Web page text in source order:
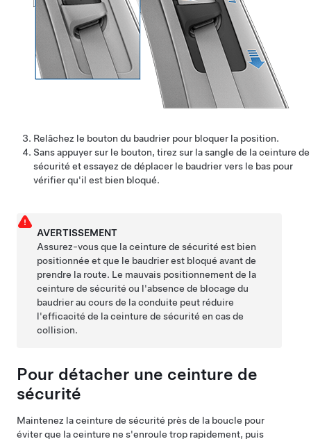
Relâchez le bouton du baudrier pour bloquer la position.
Sans appuyer sur le bouton, tirez sur la sangle de la ceinture de
sécurité et essayez de déplacer le baudrier vers le bas pour
vérifier qu'il est bien bloqué.
AVERTISSEMENT
Assurez-vous que la ceinture de sécurité est bien
positionnée et que le baudrier est bloqué avant de
prendre la route. Le mauvais positionnement de la
ceinture de sécurité ou l'absence de blocage du
baudrier au cours de la conduite peut réduire
l'efficacité de la ceinture de sécurité en cas de
collision.
Pour détacher une ceinture de
sécurité
Maintenez la ceinture de sécurité près de la boucle pour
éviter que la ceinture ne s'enroule trop rapidement, puis